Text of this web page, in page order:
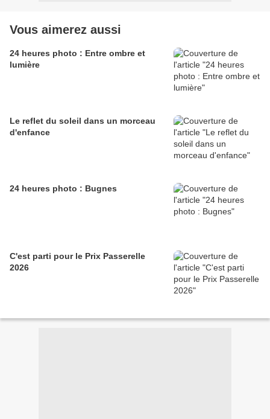
Vous aimerez aussi
24 heures photo : Entre ombre et
lumière
Le reflet du soleil dans un morceau
d'enfance
24 heures photo : Bugnes
C'est parti pour le Prix Passerelle
2026